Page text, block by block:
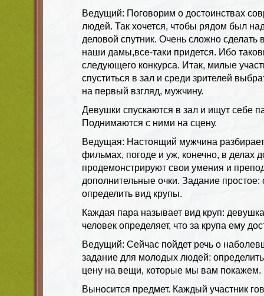
Ведущий: Поговорим о достоинствах
людей. Так хочется, чтобы рядом был
деловой спутник. Очень сложно
наши дамы,все-таки придется. Ибо
следующего конкурса. Итак, милые
спуститься в зал и среди зрителей
на первый взгляд, мужчину.
Девушки спускаются в зал и ищут себе
Поднимаются с ними на сцену.
Ведущая: Настоящий мужчина
фильмах, погоде и уж, конечно, в делах
продемонстрируют свои умения и
дополнительные очки. Задание
определить вид крупы.
Каждая пара называет вид круп:
человек определяет, что за крупа ему
Ведущий: Сейчас пойдет речь о
задание для молодых людей:
цену на вещи, которые мы вам покажем.
Выносится предмет. Каждый участник